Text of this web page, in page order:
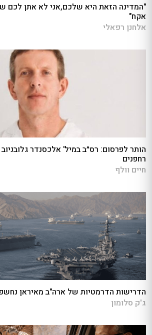
"המדינה הזאת היא שלכם,אני לא אתן לכם
אקח"
אלחנן רפאלי
הותר לפרסום: רס״ב במיל' אלכסנדר
רחפנים
חיים וולף
הדרישות הדרמטיות של ארה"ב מאיראן
ג'ק סלומון